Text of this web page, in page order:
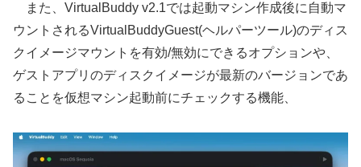
また、VirtualBuddy v2.1では起動マシン作成後に自動マ
ウントされるVirtualBuddyGuest(ヘルパーツール)のディス
クイメージマウントを有効/無効にできるオプションや、
ゲストアプリのディスクイメージが最新のバージョンであ
ることを仮想マシン起動前にチェックする機能、